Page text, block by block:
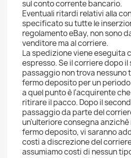
sul conto corrente bancario.
Eventuali ritardi relativi alla
specificato su tutte le
regolamento eBay, non sono
venditore ma al corriere.
La spedizione viene eseguita
espresso. Se il corriere dopo il
passaggio non trova nessuno
fermo deposito per un
a quel punto è l'acquirente
ritirare il pacco. Dopo il
passaggio da parte del
un'ulteriore consegna
fermo deposito, vi saranno
costi a discrezione del
assumiamo costi di nessun